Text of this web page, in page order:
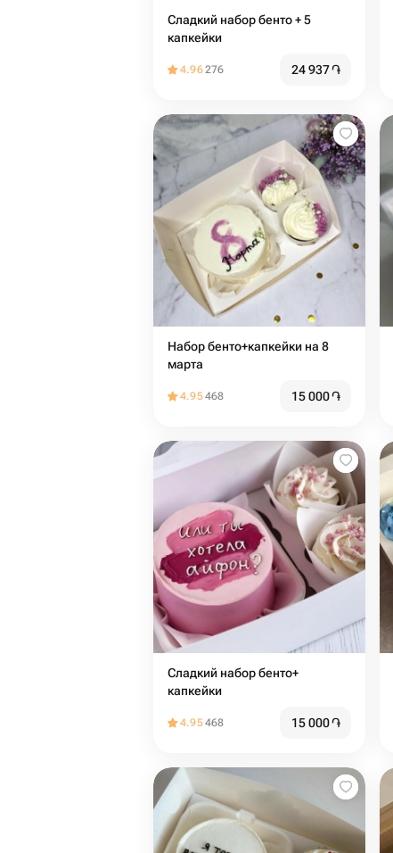
Сладкий набор бенто + 5
капкейки
4.96276 24 937֏
Набор бенто+капкейки на 8
марта
4.95468 15 000֏
Сладкий набор бенто+
капкейки
4.95468 15 000֏